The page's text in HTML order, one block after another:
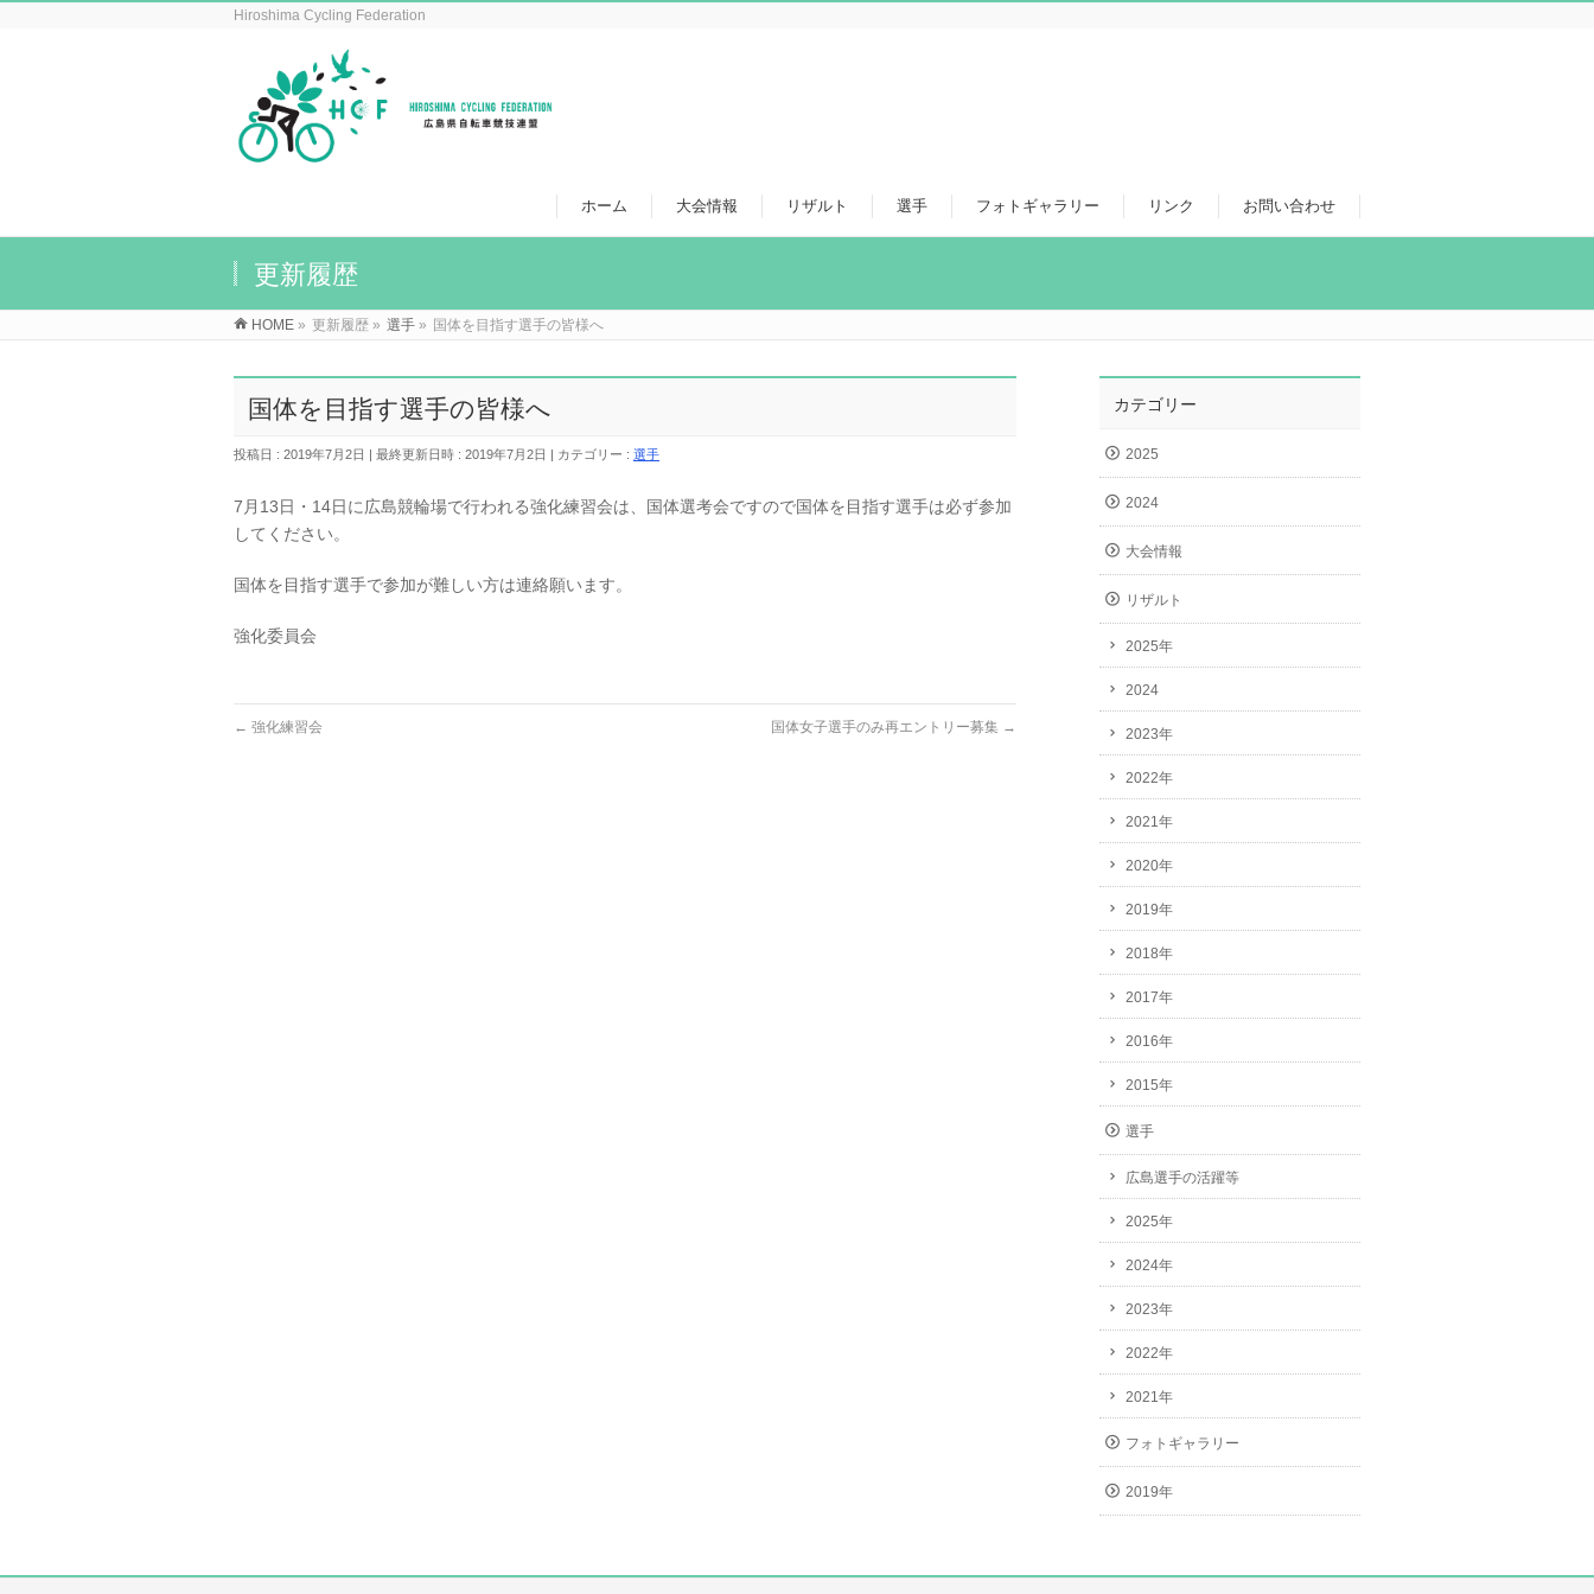
Hiroshima Cycling Federation
ホーム 大会情報 リザルト 選手 フォトギャラリー リンク お問い合わせ
更新履歴
HOME » 更新履歴 » 選手 » 国体を目指す選手の皆様へ
国体を目指す選手の皆様へ
投稿日 : 2019年7月2日 最終更新日時 : 2019年7月2日 カテゴリー : 選手
7月13日・14日に広島競輪場で行われる強化練習会は、国体選考会ですので国体を目指す選手は必ず参加
してください。
国体を目指す選手で参加が難しい方は連絡願います。
強化委員会
← 強化練習会 国体女子選手のみ再エントリー募集 →
カテゴリー
2025
2024
大会情報
リザルト
2025年
2024
2023年
2022年
2021年
2020年
2019年
2018年
2017年
2016年
2015年
選手
広島選手の活躍等
2025年
2024年
2023年
2022年
2021年
フォトギャラリー
2019年